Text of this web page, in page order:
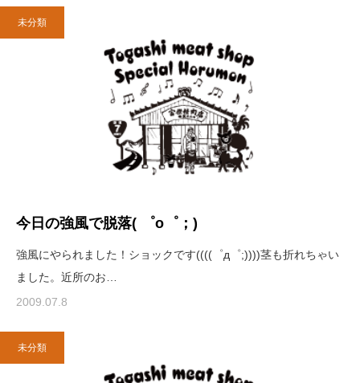
未分類
今日の強風で脱落( ゜o゜；)
強風にやられました！ショックです((((゜д゜;))))茎も折れちゃい
ました。近所のお…
2009.07.8
未分類